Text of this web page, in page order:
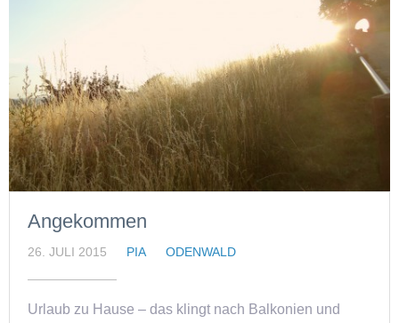
Angekommen
26. JULI 2015 PIA ODENWALD
Urlaub zu Hause – das klingt nach Balkonien und